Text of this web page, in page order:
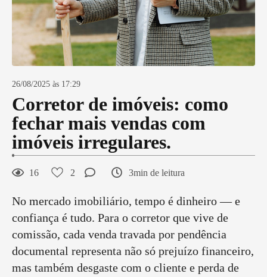
26/08/2025 às 17:29
Corretor de imóveis: como
fechar mais vendas com
imóveis irregulares.
16 2 3min de leitura
No mercado imobiliário, tempo é dinheiro — e
confiança é tudo. Para o corretor que vive de
comissão, cada venda travada por pendência
documental representa não só prejuízo financeiro,
mas também desgaste com o cliente e perda de